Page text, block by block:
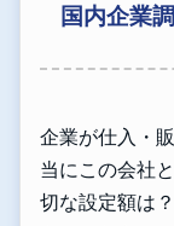
国内企業
企業が仕入・
当にこの会社
切な設定額は